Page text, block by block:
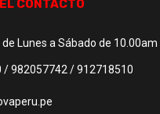
CONTACTO
Lunes a Sábado de 10.00am
/ 982057742 / 912718510